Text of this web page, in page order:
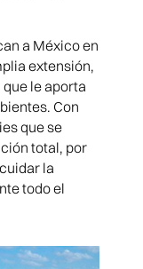
a México en
extensión,
le aporta
Con
que se
total, por
la
todo el